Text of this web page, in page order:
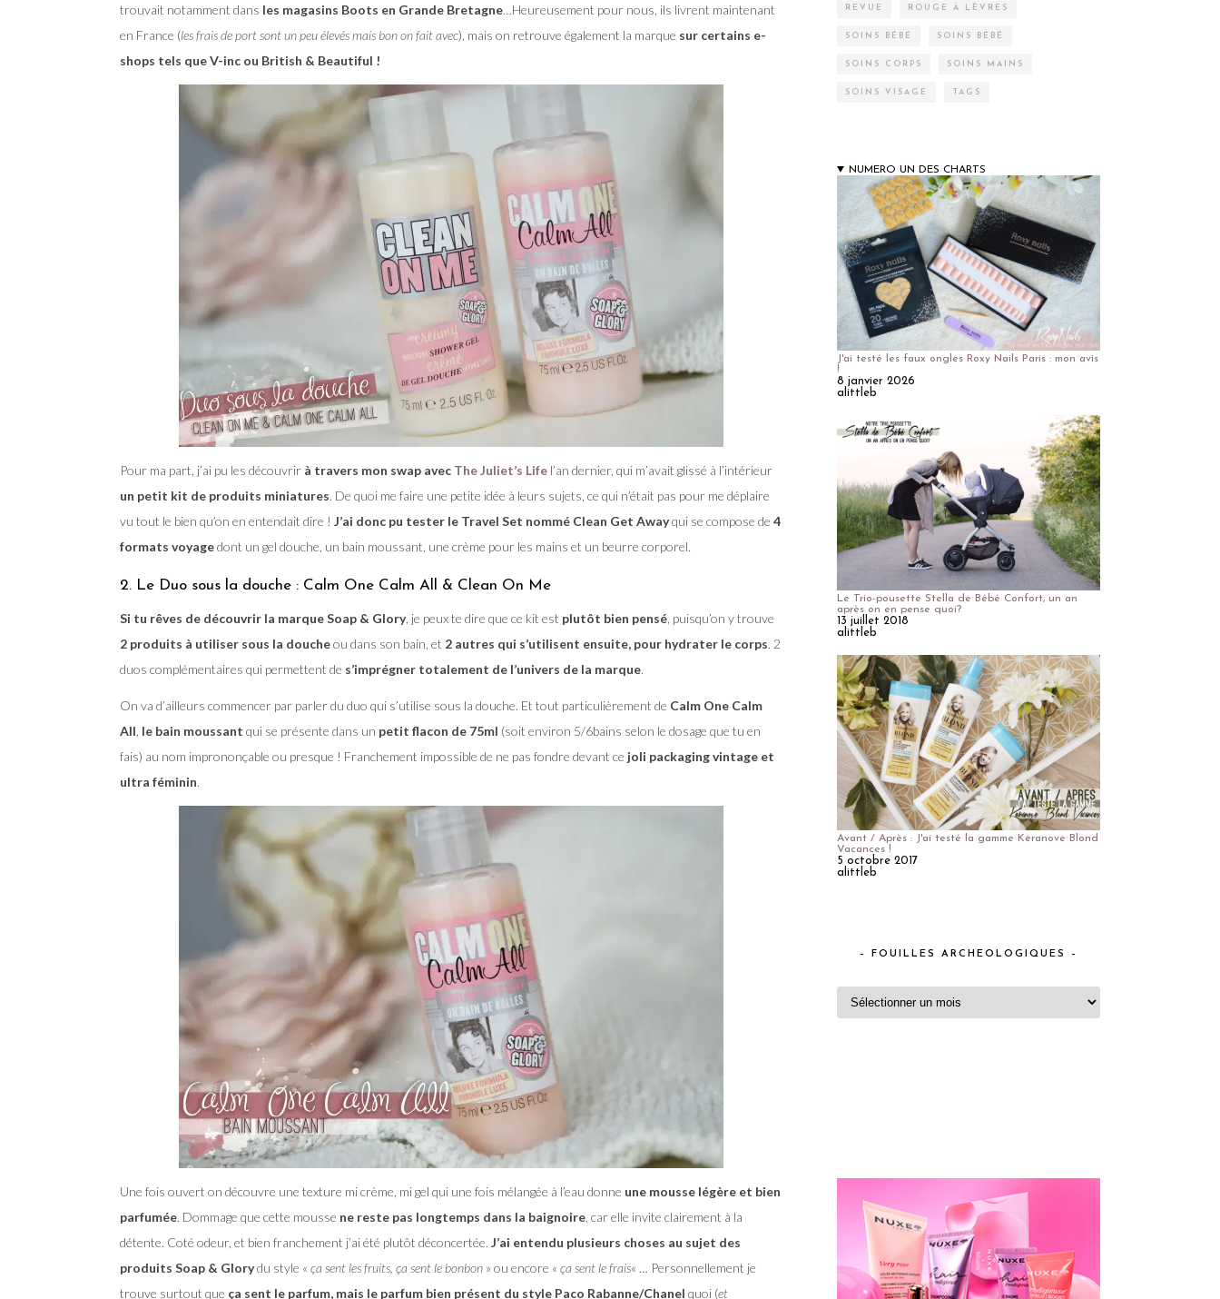
trouvait notamment dans les magasins Boots en Grande Bretagne…Heureusement pour nous, ils livrent maintenant
en France (les frais de port sont un peu élevés mais bon on fait avec), mais on retrouve également la marque sur certains e-
shops tels que V-inc ou British & Beautiful !
Pour ma part, j’ai pu les découvrir à travers mon swap avec The Juliet’s Life l’an dernier, qui m’avait glissé à l’intérieur
un petit kit de produits miniatures. De quoi me faire une petite idée à leurs sujets, ce qui n’était pas pour me déplaire
vu tout le bien qu’on en entendait dire ! J’ai donc pu tester le Travel Set nommé Clean Get Awayqui se compose de 4
formats voyagedont un gel douche, un bain moussant, une crème pour les mains et un beurre corporel.
2. Le Duo sous la douche : Calm One Calm All & Clean On Me
Si tu rêves de découvrir la marque Soap & Glory, je peux te dire que ce kit est plutôt bien pensé , puisqu’on y trouve
2 produits à utiliser sous la doucheou dans son bain, et 2 autres qui s’utilisent ensuite, pour hydrater le corps. 2
duos complémentaires qui permettent de s’imprégner totalement de l’univers de la marque.
On va d’ailleurs commencer par parler du duo qui s’utilise sous la douche. Et tout particulièrement de Calm One Calm
All le bain moussant qui se présente dans un petit flacon de 75ml (soit environ 5/6bains selon le dosage que tu en
fais) au nom imprononçable ou presque ! Franchement impossible de ne pas fondre devant ce joli packaging vintage et
ultra féminin.
Une fois ouvert on découvre une texture mi crème, mi gel qui une fois mélangée à l’eau donne une mousse légère et bien
parfumée. Dommage que cette mousse ne reste pas longtemps dans la baignoire , car elle invite clairement à la
détente. Coté odeur, et bien franchement j’ai été plutôt déconcertée. J’ai entendu plusieurs choses au sujet des
produits Soap & Glorydu style « ça sent les fruits, ça sent le bonbon » ou encore « ça sent le frais« … Personnellement je
trouve surtout que ça sent le parfum, mais le parfum bien présent du style Paco Rabanne/Chanel quoi (et
REVUE ROUGE À LÈVRES
SOINS BÉBÉ SOINS BÉBÉ
SOINS CORPS SOINS MAINS
SOINS VISAGE TAGS
NUMERO UN DES CHARTS
J'ai testé les faux ongles Roxy Nails Paris : mon avis
!
8 janvier 2026
alittleb
Le Trio-pousette Stella de Bébé Confort, un an
après on en pense quoi?
13 juillet 2018
alittleb
Avant / Après : J'ai testé la gamme Keranove Blond
Vacances !
5 octobre 2017
alittleb
– FOUILLES ARCHEOLOGIQUES –